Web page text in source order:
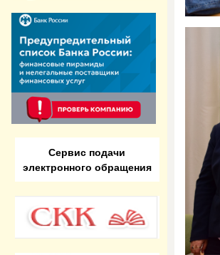
Сервис подачи
электронного обращения